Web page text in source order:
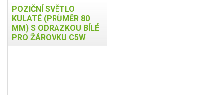
POZIČNÍ SVĚTLO
KULATÉ (PRŮMĚR 80
MM) S ODRAZKOU BÍLÉ
PRO ŽÁROVKU C5W